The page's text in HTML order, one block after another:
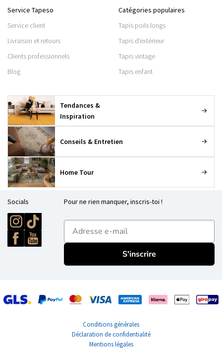
Service Tapeso
Service client
Livraison et retours
Clients professionnels
Blog
Catégories populaires
Tapis poils longs
Tapis d’extérieur
Tapis vintage
Tapis enfant
Tendances &
Inspiration
Conseils & Entretien
Home Tour
Socials Pour ne rien manquer, inscris-toi !
E-mailadres
S'inscrire
Conditions générales
Déclaration de confidentialité
Mentions légales